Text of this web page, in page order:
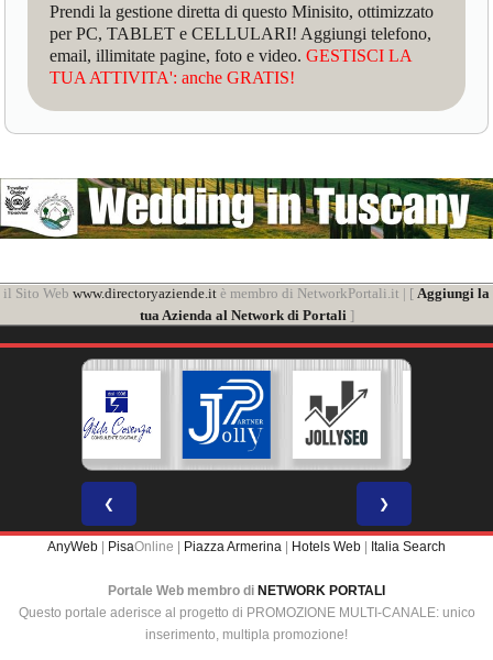
Prendi la gestione diretta di questo Minisito, ottimizzato
per PC, TABLET e CELLULARI! Aggiungi telefono,
email, illimitate pagine, foto e video.GESTISCI LA
TUA ATTIVITA': anche GRATIS!
il Sito Web www.directoryaziende.it è membro di NetworkPortali.it | [ Aggiungi la
tua Azienda al Network di Portali]
❮ ❯
AnyWeb PisaOnline | Piazza Armerina Hotels Web Italia Search
Portale Web membro di NETWORK PORTALI
Questo portale aderisce al progetto di PROMOZIONE MULTI-CANALE: unico
inserimento, multipla promozione!